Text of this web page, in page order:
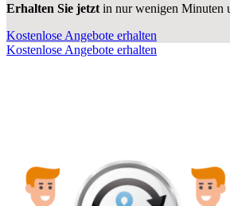
Erhalten Sie jetzt in nur wenigen Minuten
Kostenlose Angebote erhalten
Kostenlose Angebote erhalten